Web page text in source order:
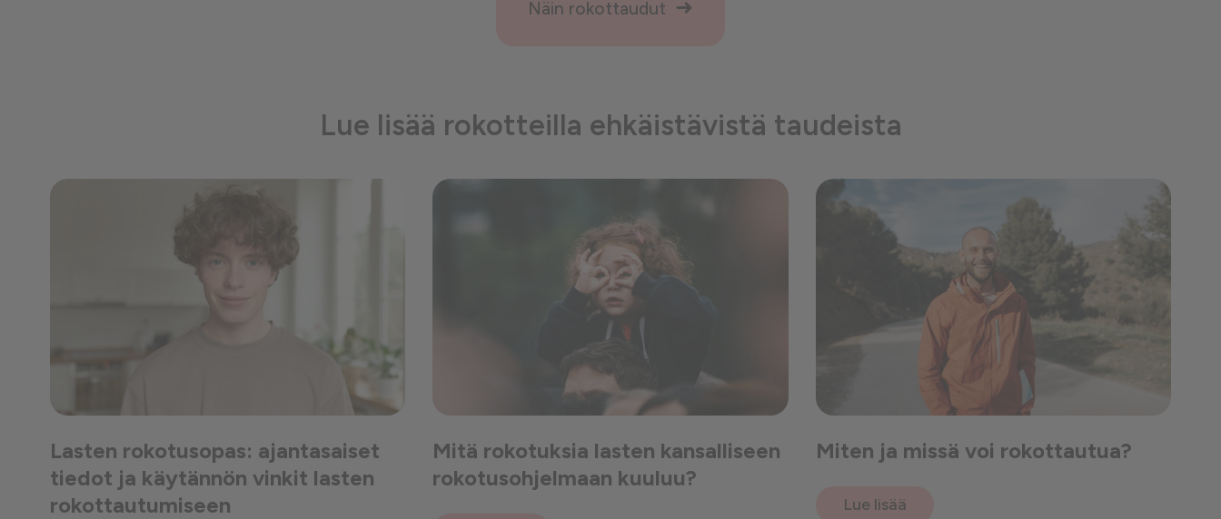
Näin rokottaudut
Lue lisää rokotteilla ehkäistävistä taudeista
Lasten rokotusopas: ajantasaiset
tiedot ja käytännön vinkit lasten
rokottautumiseen
Mitä rokotuksia lasten kansalliseen
rokotusohjelmaan kuuluu?
Miten ja missä voi rokottautua?
Lue lisää